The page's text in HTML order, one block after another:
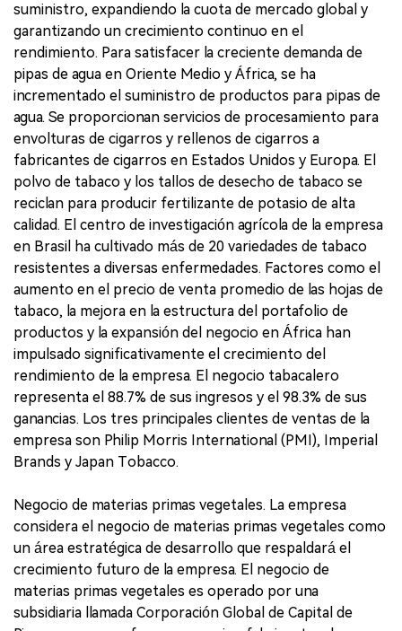
suministro, expandiendo la cuota de mercado global y
garantizando un crecimiento continuo en el
rendimiento. Para satisfacer la creciente demanda de
pipas de agua en Oriente Medio y África, se ha
incrementado el suministro de productos para pipas de
agua. Se proporcionan servicios de procesamiento para
envolturas de cigarros y rellenos de cigarros a
fabricantes de cigarros en Estados Unidos y Europa. El
polvo de tabaco y los tallos de desecho de tabaco se
reciclan para producir fertilizante de potasio de alta
calidad. El centro de investigación agrícola de la empresa
en Brasil ha cultivado más de 20 variedades de tabaco
resistentes a diversas enfermedades. Factores como el
aumento en el precio de venta promedio de las hojas de
tabaco, la mejora en la estructura del portafolio de
productos y la expansión del negocio en África han
impulsado significativamente el crecimiento del
rendimiento de la empresa. El negocio tabacalero
representa el 88.7% de sus ingresos y el 98.3% de sus
ganancias. Los tres principales clientes de ventas de la
empresa son Philip Morris International (PMI), Imperial
Brands y Japan Tobacco.
Negocio de materias primas vegetales. La empresa
considera el negocio de materias primas vegetales como
un área estratégica de desarrollo que respaldará el
crecimiento futuro de la empresa. El negocio de
materias primas vegetales es operado por una
subsidiaria llamada Corporación Global de Capital de